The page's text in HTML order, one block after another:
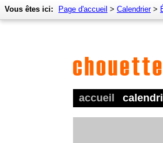
accueil
Vous êtes ici: Page d'accueil > Calendrier>